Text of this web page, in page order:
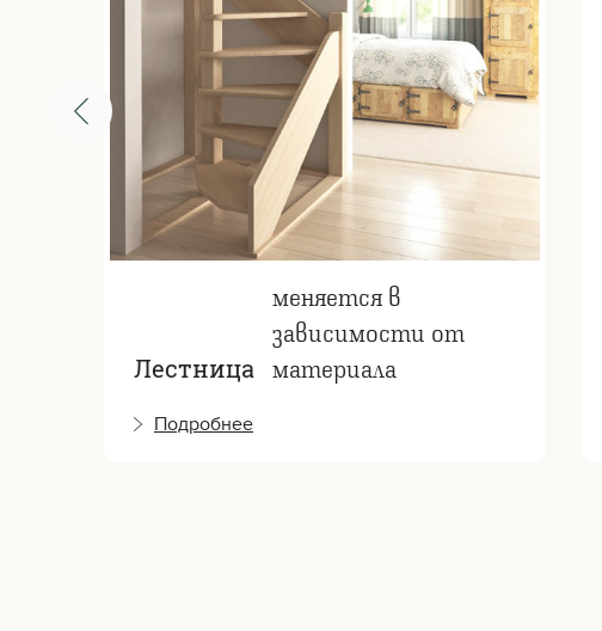
Лестница
меняется в
зависимости от
материала
Подробнее